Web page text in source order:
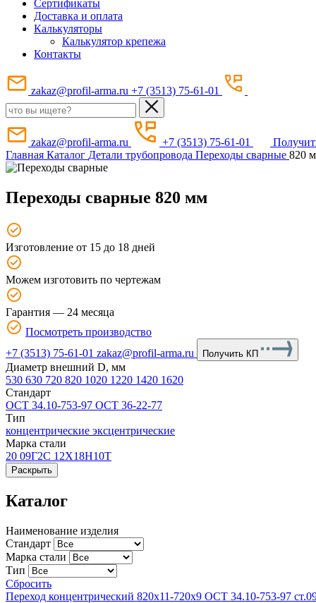
Сертификаты
Доставка и оплата
Калькуляторы
Калькулятор крепежа
Контакты
zakaz@profil-arma.ru +7 (3513) 75-61-01
zakaz@profil-arma.ru +7 (3513) 75-61-01
Главная Каталог Детали трубопровода Переходы сварные 820
Переходы сварные 820 мм
Изготовление от 15 до 18 дней
Можем изготовить по чертежам
Гарантия — 24 месяца
Посмотреть производство
+7 (3513) 75-61-01 zakaz@profil-arma.ru Получить КП
Диаметр внешний D, мм
530 630 720 820 1020 1220 1420 1620
Стандарт
ОСТ 34.10-753-97 ОСТ 36-22-77
Тип
концентрические эксцентрические
Марка стали
20 09Г2С 12Х18Н10Т
Раскрыть
Каталог
Наименование изделия
Стандарт
Марка стали
Тип
Сбросить
Переход концентрический 820х11-720x9 ОСТ 34.10-753-97